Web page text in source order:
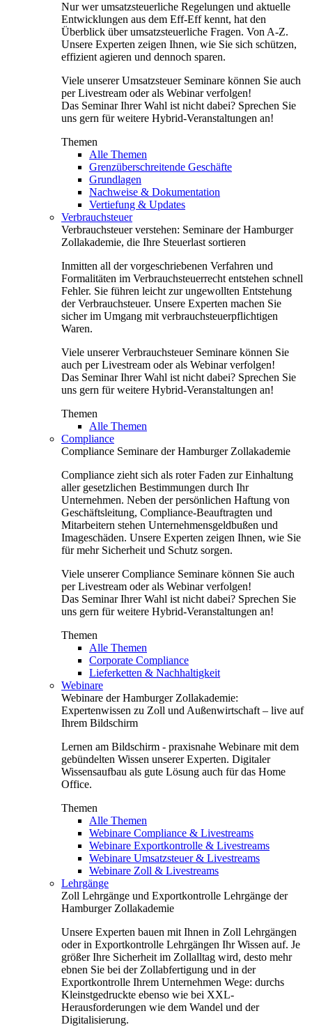
Nur wer umsatzsteuerliche Regelungen und aktuelle
Entwicklungen aus dem Eff-Eff kennt, hat den
Überblick über umsatzsteuerliche Fragen. Von A-Z.
Unsere Experten zeigen Ihnen, wie Sie sich schützen,
effizient agieren und dennoch sparen.
Viele unserer Umsatzsteuer Seminare können Sie auch
per Livestream oder als Webinar verfolgen!
Das Seminar Ihrer Wahl ist nicht dabei? Sprechen Sie
uns gern für weitere Hybrid-Veranstaltungen an!
Themen
Alle Themen
Grenzüberschreitende Geschäfte
Grundlagen
Nachweise & Dokumentation
Vertiefung & Updates
Verbrauchsteuer
Verbrauchsteuer verstehen: Seminare der Hamburger
Zollakademie, die Ihre Steuerlast sortieren
Inmitten all der vorgeschriebenen Verfahren und
Formalitäten im Verbrauchsteuerrecht entstehen schnell
Fehler. Sie führen leicht zur ungewollten Entstehung
der Verbrauchsteuer. Unsere Experten machen Sie
sicher im Umgang mit verbrauchsteuerpflichtigen
Waren.
Viele unserer Verbrauchsteuer Seminare können Sie
auch per Livestream oder als Webinar verfolgen!
Das Seminar Ihrer Wahl ist nicht dabei? Sprechen Sie
uns gern für weitere Hybrid-Veranstaltungen an!
Themen
Alle Themen
Compliance
Compliance Seminare der Hamburger Zollakademie
Compliance zieht sich als roter Faden zur Einhaltung
aller gesetzlichen Bestimmungen durch Ihr
Unternehmen. Neben der persönlichen Haftung von
Geschäftsleitung, Compliance-Beauftragten und
Mitarbeitern stehen Unternehmensgeldbußen und
Imageschäden. Unsere Experten zeigen Ihnen, wie Sie
für mehr Sicherheit und Schutz sorgen.
Viele unserer Compliance Seminare können Sie auch
per Livestream oder als Webinar verfolgen!
Das Seminar Ihrer Wahl ist nicht dabei? Sprechen Sie
uns gern für weitere Hybrid-Veranstaltungen an!
Themen
Alle Themen
Corporate Compliance
Lieferketten & Nachhaltigkeit
Webinare
Webinare der Hamburger Zollakademie:
Expertenwissen zu Zoll und Außenwirtschaft – live auf
Ihrem Bildschirm
Lernen am Bildschirm - praxisnahe Webinare mit dem
gebündelten Wissen unserer Experten. Digitaler
Wissensaufbau als gute Lösung auch für das Home
Office.
Themen
Alle Themen
Webinare Compliance & Livestreams
Webinare Exportkontrolle & Livestreams
Webinare Umsatzsteuer & Livestreams
Webinare Zoll & Livestreams
Lehrgänge
Zoll Lehrgänge und Exportkontrolle Lehrgänge der
Hamburger Zollakademie
Unsere Experten bauen mit Ihnen in Zoll Lehrgängen
oder in Exportkontrolle Lehrgängen Ihr Wissen auf. Je
größer Ihre Sicherheit im Zollalltag wird, desto mehr
ebnen Sie bei der Zollabfertigung und in der
Exportkontrolle Ihrem Unternehmen Wege: durchs
Kleinstgedruckte ebenso wie bei XXL-
Herausforderungen wie dem Wandel und der
Digitalisierung.